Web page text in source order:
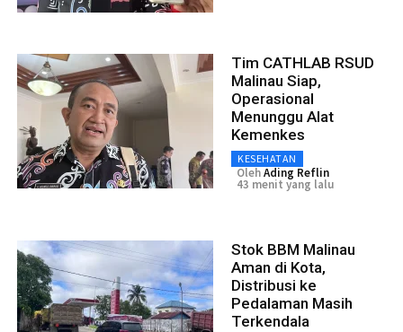
Tim CATHLAB RSUD
Malinau Siap,
Operasional
Menunggu Alat
Kemenkes
KESEHATAN
OlehAding Reflin
43 menit yang lalu
Stok BBM Malinau
Aman di Kota,
Distribusi ke
Pedalaman Masih
Terkendala